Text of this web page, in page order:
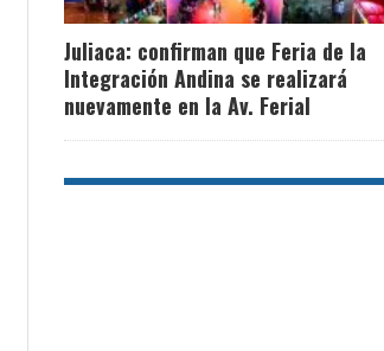
Juliaca: confirman que Feria de la
Integración Andina se realizará
nuevamente en la Av. Ferial